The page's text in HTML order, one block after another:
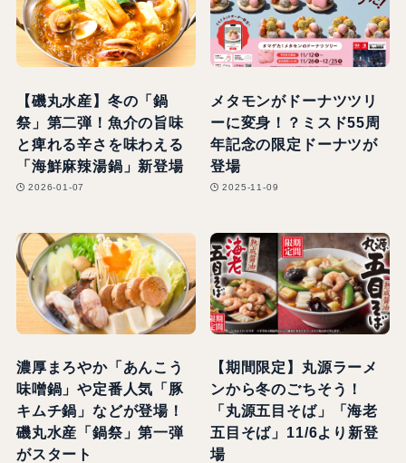
【磯丸水産】冬の「鍋
祭」第二弾！魚介の旨味
と痺れる辛さを味わえる
「海鮮麻辣湯鍋」新登場
2026-01-07
メタモンがドーナツツリ
ーに変身！？ミスド55周
年記念の限定ドーナツが
登場
2025-11-09
濃厚まろやか「あんこう
味噌鍋」や定番人気「豚
キムチ鍋」などが登場！
磯丸水産「鍋祭」第一弾
がスタート
【期間限定】丸源ラーメ
ンから冬のごちそう！
「丸源五目そば」「海老
五目そば」11/6より新登
場